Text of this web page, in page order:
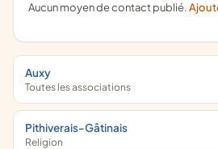
Aucun moyen de contact publié.
Auxy
Toutes les associations
Pithiverais-Gâtinais
Religion